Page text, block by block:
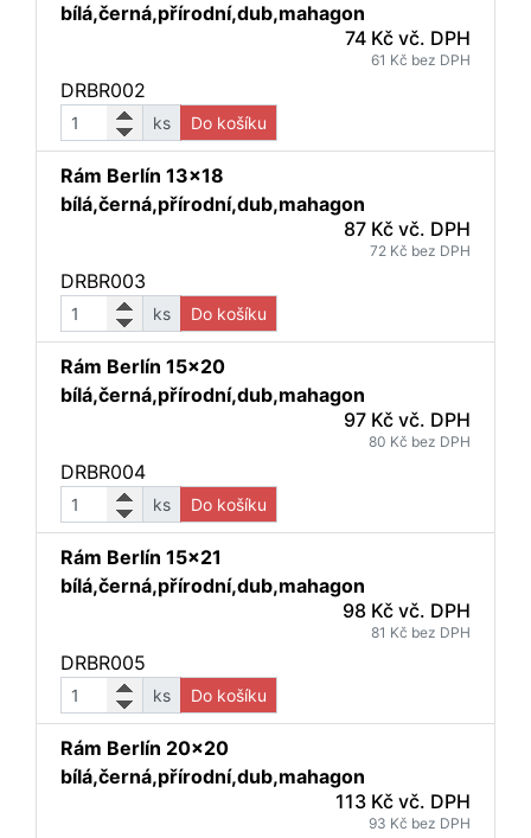
bílá,černá,přírodní,dub,mahagon
74 Kč vč. DPH
61 Kč bez DPH
DRBR002
ks Do košíku
Rám Berlín 13x18
bílá,černá,přírodní,dub,mahagon
87 Kč vč. DPH
72 Kč bez DPH
DRBR003
ks Do košíku
Rám Berlín 15x20
bílá,černá,přírodní,dub,mahagon
97 Kč vč. DPH
80 Kč bez DPH
DRBR004
ks Do košíku
Rám Berlín 15x21
bílá,černá,přírodní,dub,mahagon
98 Kč vč. DPH
81 Kč bez DPH
DRBR005
ks Do košíku
Rám Berlín 20x20
bílá,černá,přírodní,dub,mahagon
113 Kč vč. DPH
93 Kč bez DPH